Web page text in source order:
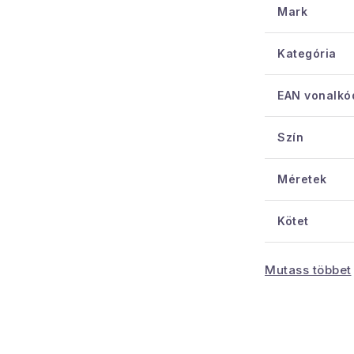
Mártsa a
hagyja, hogy
növelheti, ha
A diffúzor
Mark
Kategória
EAN
Szín
Méretek
Kötet
Mutass többet